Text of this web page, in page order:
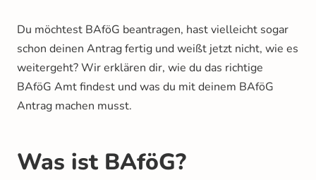
Du möchtest BAföG beantragen, hast vielleicht sogar
schon deinen Antrag fertig und weißt jetzt nicht, wie es
weitergeht? Wir erklären dir, wie du das richtige
BAföG Amt findest und was du mit deinem BAföG
Antrag machen musst.
Was ist BAföG?